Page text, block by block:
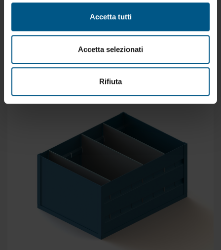
Accetta tutti
Accetta selezionati
Rifiuta
minutreria evitando che essa si incastri nella struttura.
PROGETTATI E COSTRUITI CON CARATTERISTICHE E
DIMENSIONI SECONDO LE VS. NECESSITA’